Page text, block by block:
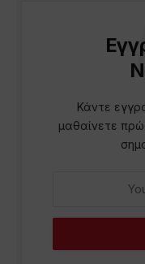
Κάντε
μαθαίνετε